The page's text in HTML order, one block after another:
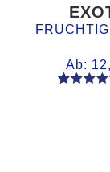
Ab: